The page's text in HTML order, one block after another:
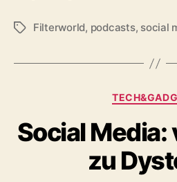
Schlagwörter
Filterworld, podcasts, social
Social Media:
zu